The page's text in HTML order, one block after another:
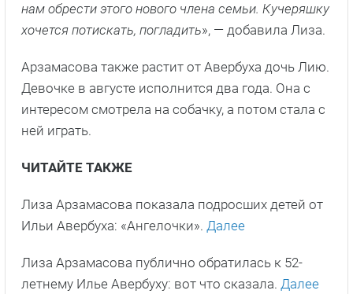
нам обрести этого нового члена семьи. Кучеряшку
хочется потискать, погладить», — добавила Лиза.
Арзамасова также растит от Авербуха дочь Лию.
Девочке в августе исполнится два года. Она с
интересом смотрела на собачку, а потом стала с
ней играть.
ЧИТАЙТЕ ТАКЖЕ
Лиза Арзамасова показала подросших детей от
Ильи Авербуха: «Ангелочки». Далее
Лиза Арзамасова публично обратилась к 52-
летнему Илье Авербуху: вот что сказала. Далее